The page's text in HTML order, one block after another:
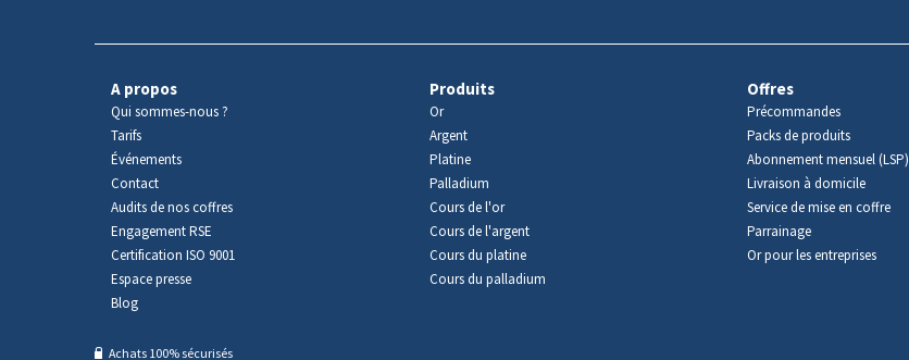
A propos
Qui sommes-nous ?
Tarifs
Événements
Contact
Audits de nos coffres
Engagement RSE
Certification ISO 9001
Espace presse
Blog
Produits
Or
Argent
Platine
Palladium
Cours de l'or
Cours de l'argent
Cours du platine
Cours du palladium
Offres
Précommandes
Packs de produits
Abonnement mensuel (LSP)
Livraison à domicile
Service de mise en coffre
Parrainage
Or pour les entreprises
Achats 100% sécurisés